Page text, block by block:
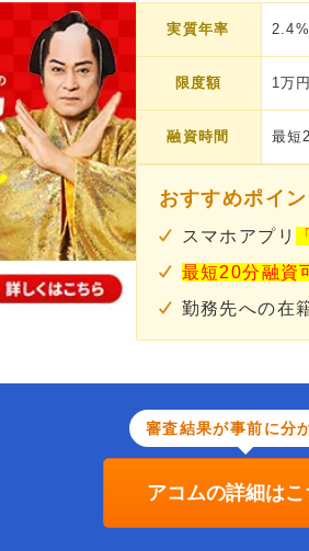
実質年率
限度額 1万
融資時間 最短
おすすめポイン
スマホアプリ
最短20分融資
勤務先への在
審査結果が事前に分
アコムの詳細はこ